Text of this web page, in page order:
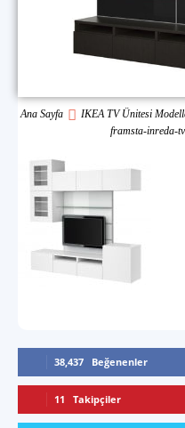
Ana Sayfa IKEA TV Ünitesi
framsta-inreda-
38,437 Beğenenler
11 Takipçiler